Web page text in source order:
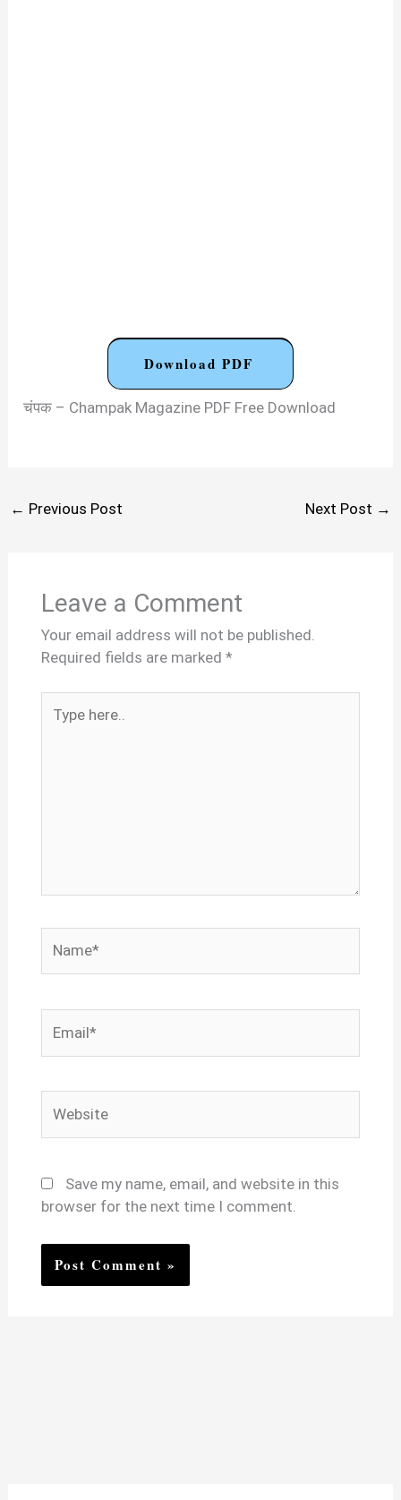
Download PDF
चंपक – Champak Magazine PDF Free Download
← Previous Post Next Post →
Leave a Comment
Your email address will not be published.
Required fields are marked *
here..
Save my name, email, and website in this
browser for the next time I comment.